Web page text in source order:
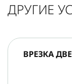
ДРУГИЕ
ВРЕЗКА